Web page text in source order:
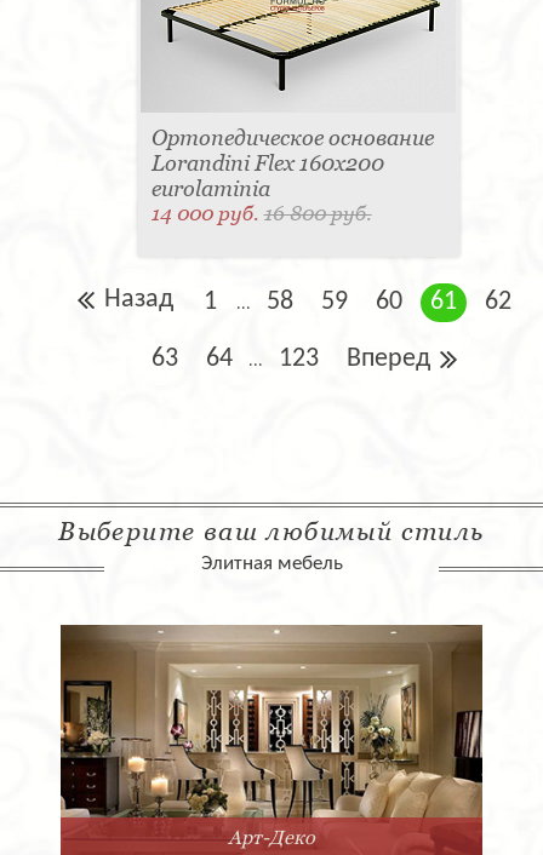
Ортопедическое основание
Lorandini Flex 160x200
eurolaminia
14 000 руб.16 800 руб.
Назад 1 ... 58 59 60 61 62
63 64 ... 123 Вперед
Выберите ваш любимый стиль
Элитная мебель
Арт-Деко